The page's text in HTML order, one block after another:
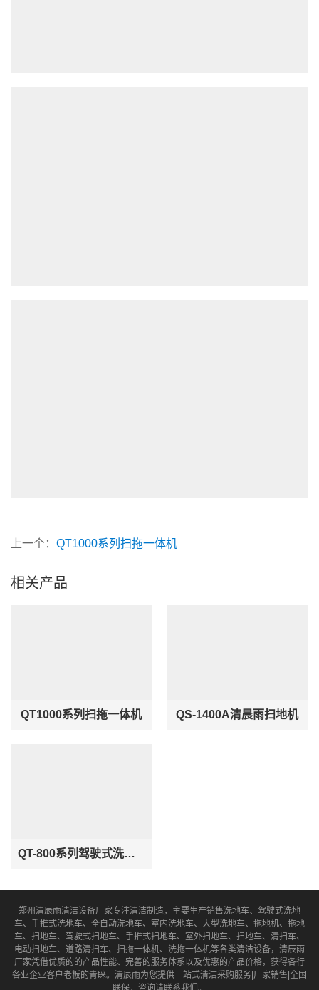
上一个： QT1000系列扫拖一体机
相关产品
QT1000系列扫拖一体机 QS-1400A清晨雨扫地机
QT-800系列驾驶式洗拖一体机
郑州清辰雨清洁设备厂家专注清洁制造，主要生产销售洗地车、驾驶式洗地
车、手推式洗地车、全自动洗地车、室内洗地车、大型洗地车、拖地机、拖地
车、扫地车、驾驶式扫地车、手推式扫地车、室外扫地车、扫地车、清扫车、
电动扫地车、道路清扫车、扫拖一体机、洗拖一体机等各类清洁设备，清辰雨
厂家凭借优质的的产品性能、完善的服务体系以及优惠的产品价格，获得各行
各业企业客户老板的青睐。清辰雨为您提供一站式清洁采购服务|厂家销售|全国
联保，咨询请联系我们。